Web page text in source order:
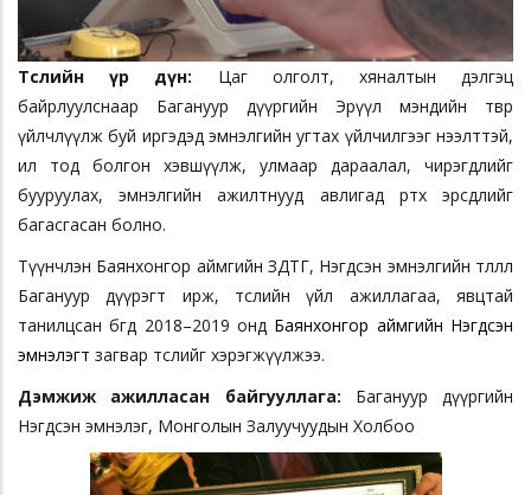
Төслийн үр дүн: Цаг олголт, хяналтын дэлгэц
байрлуулснаар Багануур дүүргийн Эрүүл мэндийн төвөөр
үйлчлүүлж буй иргэдэд эмнэлгийн угтах үйлчилгээг нээлттэй,
ил тод болгон хэвшүүлж, улмаар дараалал, чирэгдлийг
бууруулах, эмнэлгийн ажилтнууд авлигад өртөх эрсдлийг
багасгасан болно.
Түүнчлэн Баянхонгор аймгийн ЗДТГ, Нэгдсэн эмнэлгийн төлөөлөл
Багануур дүүрэгт ирж, төслийн үйл ажиллагаа, явцтай
танилцсан бөгөөд 2018–2019 онд Баянхонгор аймгийн Нэгдсэн
эмнэлэгт загвар төслийг хэрэгжүүлжээ.
Дэмжиж ажилласан байгууллага: Багануур дүүргийн
Нэгдсэн эмнэлэг, Монголын Залуучуудын Холбоо